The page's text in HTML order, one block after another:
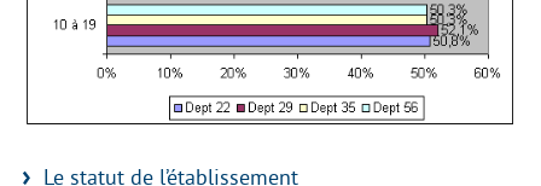
Le statut de l’établissement